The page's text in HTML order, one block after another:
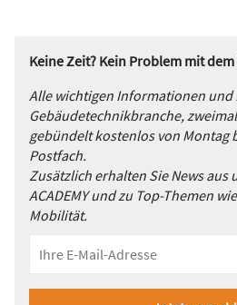
Keine Zeit? Kein Problem mit
Alle wichtigen Informationen und
Gebäudetechnikbranche,
gebündelt kostenlos von Montag
Postfach.
Zusätzlich erhalten Sie News aus
ACADEMY und zu Top-Themen
Mobilität.